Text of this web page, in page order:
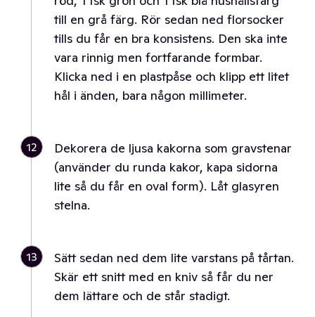
till en grå färg. Rör sedan ned florsocker
tills du får en bra konsistens. Den ska inte
vara rinnig men fortfarande formbar.
Klicka ned i en plastpåse och klipp ett litet
hål i änden, bara någon millimeter.
12
Dekorera de ljusa kakorna som gravstenar
(använder du runda kakor, kapa sidorna
lite så du får en oval form). Låt glasyren
stelna.
13
Sätt sedan ned dem lite varstans på tårtan.
Skär ett snitt med en kniv så får du ner
dem lättare och de står stadigt.